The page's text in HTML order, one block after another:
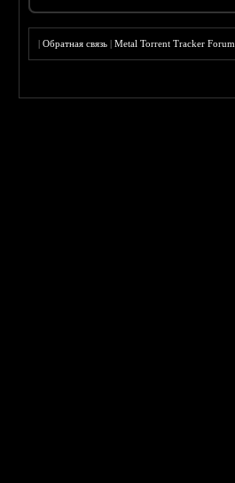
|Обратная связь |Metal Torrent Tracker Forum